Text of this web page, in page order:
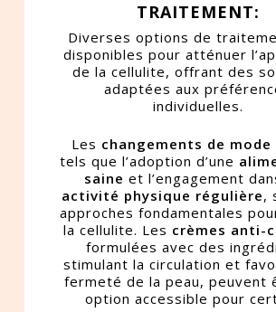
TRAITEMENT:
Diverses options de
disponibles pour atténuer
de la cellulite, offrant des
adaptées aux
individuelles.
Les changements de mode
tels que l’adoption d’une
saine et l’engagement
activité physique régulière,
approches fondamentales
la cellulite. Les crèmes anti-
formulées avec des
stimulant la circulation et
fermeté de la peau, peuvent
option accessible pour